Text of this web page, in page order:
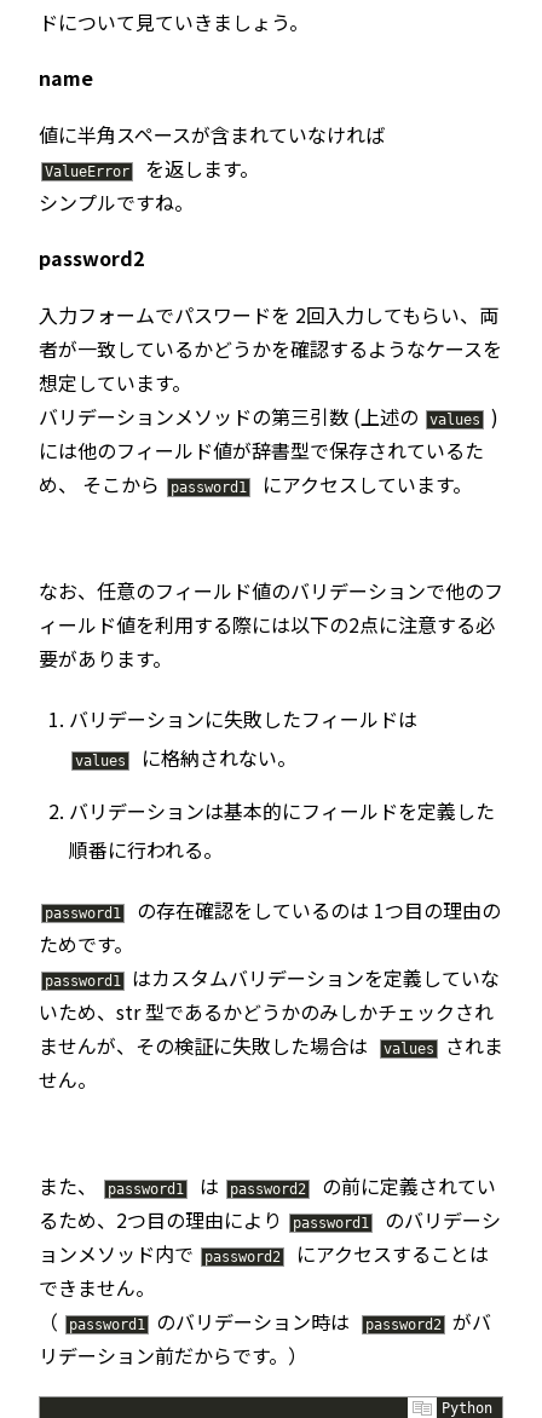
ドについて見ていきましょう。
name
値に半角スペースが含まれていなければ
ValueError
を返します。
シンプルですね。
password2
入力フォームでパスワードを 2回入力してもらい、両
者が一致しているかどうかを確認するようなケースを
想定しています。
バリデーションメソッドの第三引数 (上述の
values
)
には他のフィールド値が辞書型で保存されているた
め、 そこから
password1 にアクセスしています。
なお、任意のフィールド値のバリデーションで他のフ
ィールド値を利用する際には以下の2点に注意する必
要があります。
バリデーションに失敗したフィールドは
values
に格納されない。
バリデーションは基本的にフィールドを定義した
順番に行われる。
password1
の存在確認をしているのは 1つ目の理由の
ためです。
password1
はカスタムバリデーションを定義していな
いため、str 型であるかどうかのみしかチェックされ
ませんが、その検証に失敗した場合は
values
されま
せん。
また、 password1 は password2
の前に定義されてい
るため、2つ目の理由により
password1
のバリデーシ
ョンメソッド内で
password2
にアクセスすることは
できません。
（
password1 のバリデーション時は password2
がバ
リデーション前だからです。）
Python